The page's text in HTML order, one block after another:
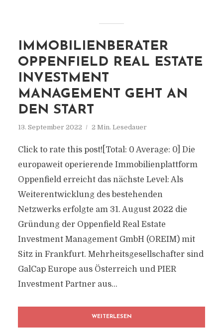
IMMOBILIENBERATER
OPPENFIELD REAL ESTATE
INVESTMENT
MANAGEMENT GEHT AN
DEN START
13. September 2022 2 Min. Lesedauer
Click to rate this post![Total: 0 Average: 0] Die
europaweit operierende Immobilienplattform
Oppenfield erreicht das nächste Level: Als
Weiterentwicklung des bestehenden
Netzwerks erfolgte am 31. August 2022 die
Gründung der Oppenfield Real Estate
Investment Management GmbH (OREIM) mit
Sitz in Frankfurt. Mehrheitsgesellschafter sind
GalCap Europe aus Österreich und PIER
Investment Partner aus...
WEITERLESEN